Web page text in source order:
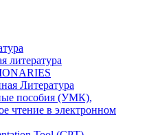
литература
Литература
пособия (УМК),
чтение в электронном